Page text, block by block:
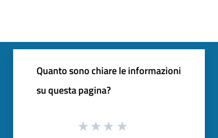
Quanto sono chiare le informazioni
su questa pagina?